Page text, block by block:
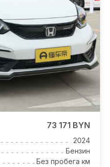
73 171 BYN
2024
Бензин
Без пробега км